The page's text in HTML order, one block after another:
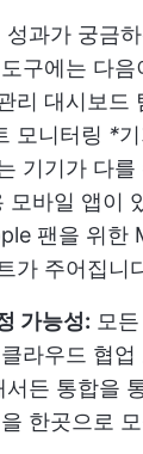
성과가 궁금
구에는 다
리 대시보드
모니터링 *
기기가 다
모바일 앱이
팬을 위한
가 주어집니
가능성: 모
라우드 협
서든 통합을
한곳으로